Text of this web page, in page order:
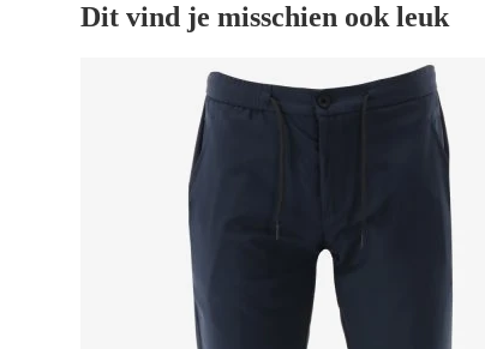
Dit vind je misschien ook leuk